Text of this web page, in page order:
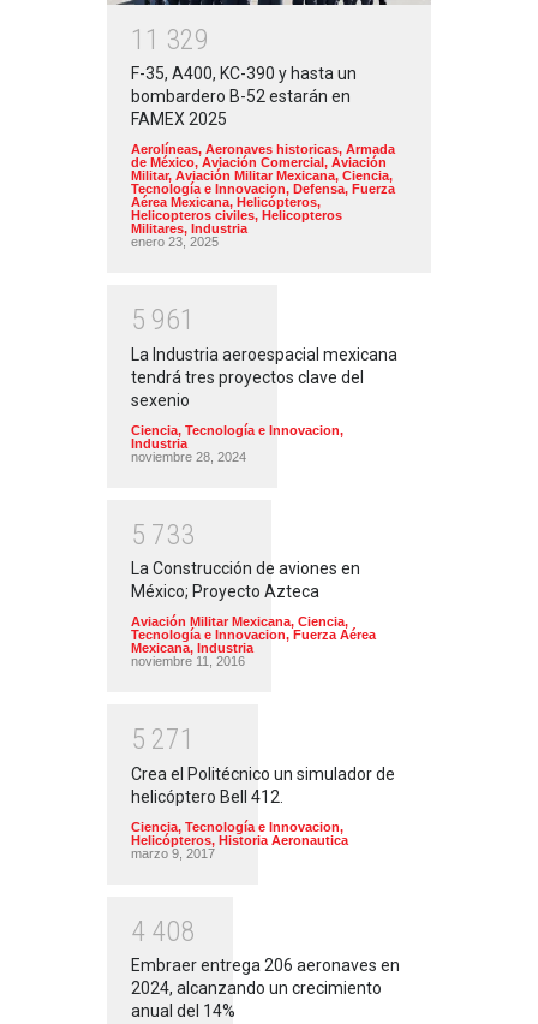
1 1 329
F-35, A400, KC-390 y hasta un
bombardero B-52 estarán en
FAMEX 2025
Aerolíneas, Aeronaves historicas, Armada
de México, Aviación Comercial , Aviación
Militar, Aviación Militar Mexicana, Ciencia,
Tecnología e Innovacion, Defensa, Fuerza
Aérea Mexicana, Helicópteros,
Helicopteros civiles, Helicopteros
Militares, Industria
enero 23, 2025
5 961
La Industria aeroespacial mexicana
tendrá tres proyectos clave del
sexenio
Ciencia, Tecnología e Innovacion,
Industria
noviembre 28, 2024
5 733
La Construcción de aviones en
México; Proyecto Azteca
Aviación Militar Mexicana, Ciencia,
Tecnología e Innovacion, Fuerza Aérea
Mexicana, Industria
noviembre 11, 2016
5 271
Crea el Politécnico un simulador de
helicóptero Bell 412.
Ciencia, Tecnología e Innovacion,
Helicópteros, Historia Aeronautica
marzo 9, 2017
4 408
Embraer entrega 206 aeronaves en
2024, alcanzando un crecimiento
anual del 14%